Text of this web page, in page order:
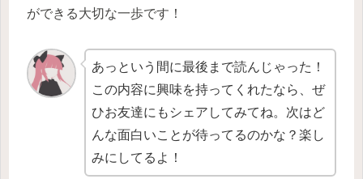
ができる大切な一歩です！
あっという間に最後まで読んじゃった！
この内容に興味を持ってくれたなら、ぜ
ひお友達にもシェアしてみてね。次はど
んな面白いことが待ってるのかな？楽し
みにしてるよ！